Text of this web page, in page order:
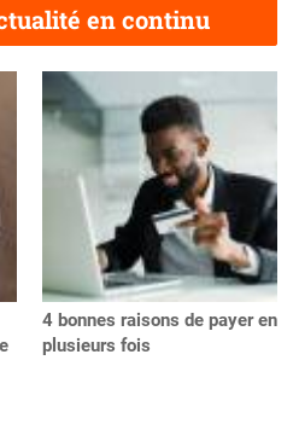
en continu
4 bonnes raisons de payer en
plusieurs fois